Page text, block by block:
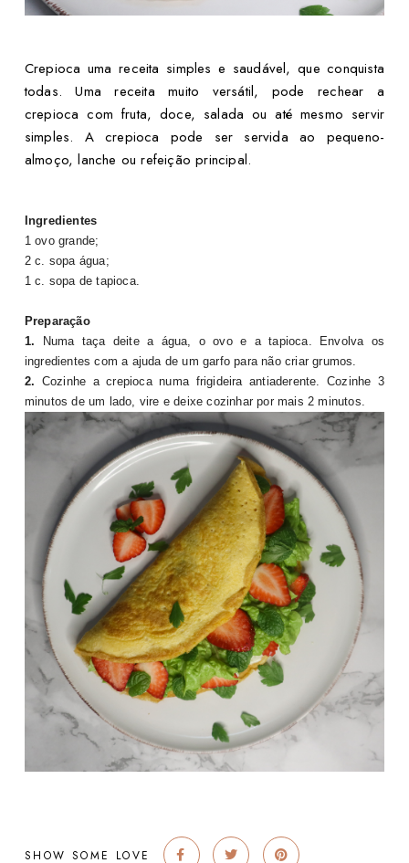
Crepioca uma receita simples e saudável, que conquista
todas. Uma receita muito versátil, pode rechear a
crepioca com fruta, doce, salada ou até mesmo servir
simples. A crepioca pode ser servida ao pequeno-
almoço, lanche ou refeição principal.
Ingredientes
1 ovo grande;
2 c. sopa água;
1 c. sopa de tapioca.
Preparação
1.
Numa taça deite a água, o ovo e a tapioca. Envolva os
ingredientes com a ajuda de um garfo para não criar grumos.
2. Cozinhe a crepioca numa frigideira antiaderente. Cozinhe 3
minutos de um lado, vire e deixe cozinhar por mais 2 minutos.
SHOW SOME LOVE